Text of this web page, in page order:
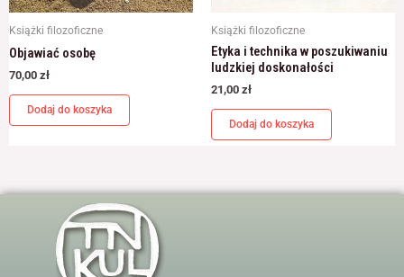
Książki filozoficzne
Objawiać osobę
70,00 zł
Dodaj do koszyka
Książki filozoficzne
Etyka i technika w poszukiwaniu
ludzkiej doskonałości
21,00 zł
Dodaj do koszyka